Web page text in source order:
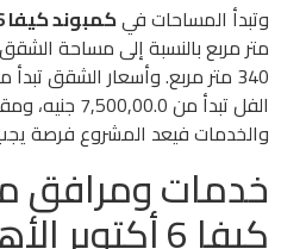
وتبدأ المساحات فيكمبوند كيفا 6 أكتوبر الأهلي صبور
متر مربع بالنسبة إلى مساحة
الفل تبدأ من
والخدمات فيعد المشروع فرصة
خدمات ومرافق